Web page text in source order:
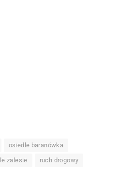
osiedle baranówka
zalesie ruch drogowy